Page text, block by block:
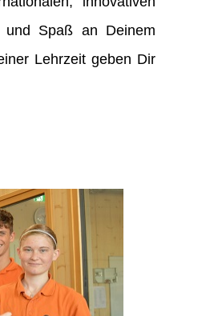
und Spaß an Deinem
Lehrzeit geben Dir